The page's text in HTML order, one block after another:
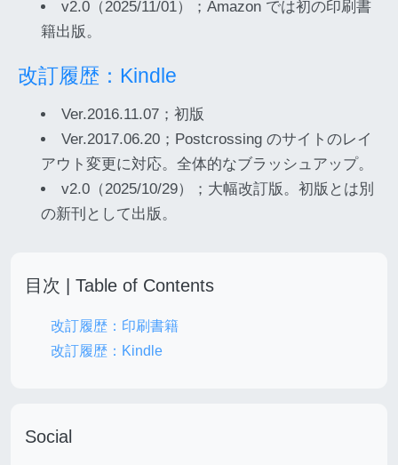
v2.0（2025/11/01）；Amazon では初の印刷書
籍出版。
改訂履歴：Kindle
Ver.2016.11.07；初版
Ver.2017.06.20；Postcrossing のサイトのレイ
アウト変更に対応。全体的なブラッシュアップ。
v2.0（2025/10/29）；大幅改訂版。初版とは別
の新刊として出版。
目次 | Table of Contents
改訂履歴：印刷書籍
改訂履歴：Kindle
Social